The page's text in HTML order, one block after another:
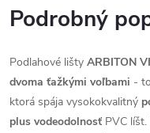
Podrobný
Podlahové lišty ARBITON
dvoma ťažkými voľbami -
ktorá spája vysokokvalitný
plus vodeodolnosť PVC